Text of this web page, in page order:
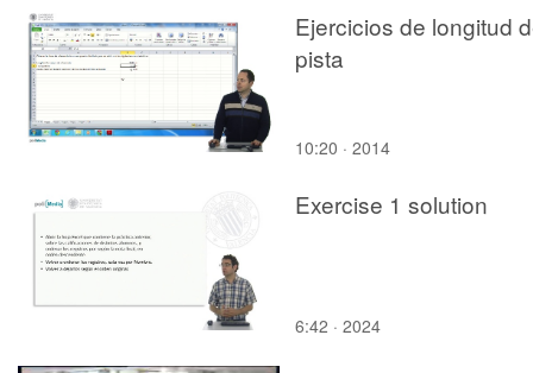
Ejercicios de longitud
pista
10:20 · 2014
Exercise 1 solution
6:42 · 2024